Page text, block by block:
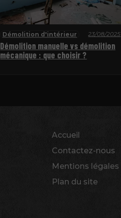
Démolition d'intérieur 23/08/2025
Démolition manuelle vs démolition
mécanique : que choisir ?
Accueil
Contactez-nous
Mentions légales
Plan du site